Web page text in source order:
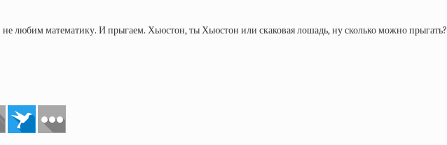
любим математику. И прыгаем. Хьюстон, ты Хьюстон или скаковая лошадь, ну сколько можно прыгать?